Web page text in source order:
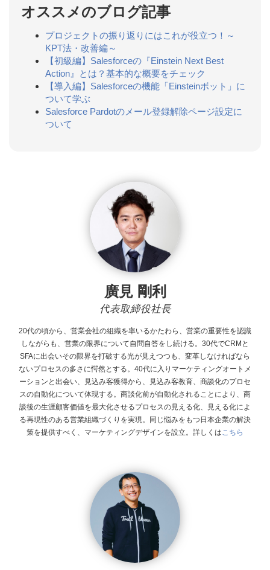
オススメのブログ記事
プロジェクトの振り返りにはこれが役立つ！～
KPT法・改善編～
【初級編】Salesforceの『Einstein Next Best
Action』とは？基本的な概要をチェック
【導入編】Salesforceの機能「Einsteinボット」に
ついて学ぶ
Salesforce Pardotのメール登録解除ページ設定に
ついて
廣見 剛利
代表取締役社長
20代の頃から、営業会社の組織を率いるかたわら、営業の重要性を認識
しながらも、営業の限界について自問自答をし続ける。30代でCRMと
SFAに出会いその限界を打破する光が見えつつも、変革しなければなら
ないプロセスの多さに愕然とする。40代に入りマーケティングオートメ
ーションと出会い、見込み客獲得から、見込み客教育、商談化のプロセ
スの自動化について体現する。商談化前が自動化されることにより、商
談後の生涯顧客価値を最大化させるプロセスの見える化、見える化によ
る再現性のある営業組織づくりを実現。同じ悩みをもつ日本企業の解決
策を提供すべく、マーケティングデザインを設立。 詳しくは こちら